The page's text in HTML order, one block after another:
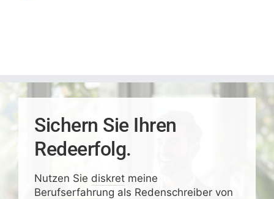
Sichern Sie Ihren
Redeerfolg.
Nutzen Sie diskretmeine
Berufserfahrung als Redenschreiber von